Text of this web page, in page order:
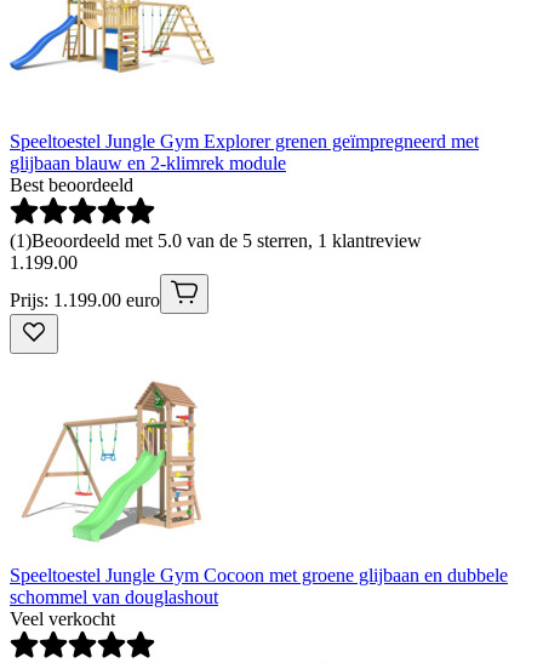
Speeltoestel Jungle Gym Explorer grenen geïmpregneerd met
glijbaan blauw en 2-klimrek module
Best beoordeeld
(1)Beoordeeld met 5.0 van de 5 sterren, 1 klantreview
1 .199.00
Prijs: 1.199.00 euro
Speeltoestel Jungle Gym Cocoon met groene glijbaan en dubbele
schommel van douglashout
Veel verkocht